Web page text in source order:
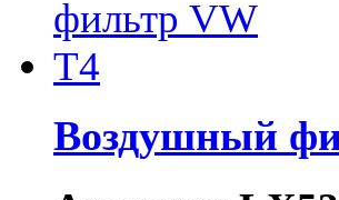
Воздушный